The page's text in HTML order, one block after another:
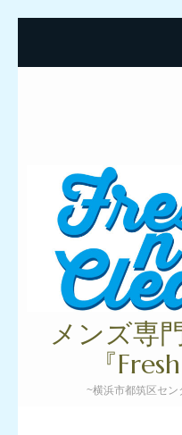
(Enterメンズ専
『
~横浜市都筑区セ